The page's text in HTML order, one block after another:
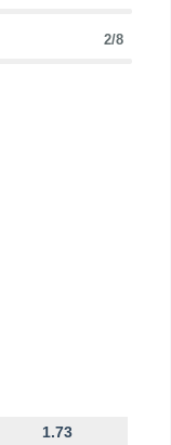
2/8
1.73